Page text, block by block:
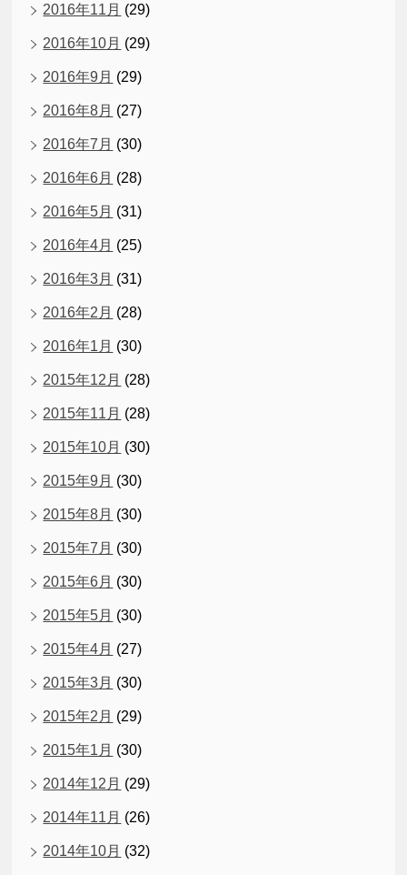
2016年11月 (29)
2016年10月 (29)
2016年9月 (29)
2016年8月 (27)
2016年7月 (30)
2016年6月 (28)
2016年5月 (31)
2016年4月 (25)
2016年3月 (31)
2016年2月 (28)
2016年1月 (30)
2015年12月 (28)
2015年11月 (28)
2015年10月 (30)
2015年9月 (30)
2015年8月 (30)
2015年7月 (30)
2015年6月 (30)
2015年5月 (30)
2015年4月 (27)
2015年3月 (30)
2015年2月 (29)
2015年1月 (30)
2014年12月 (29)
2014年11月 (26)
2014年10月 (32)